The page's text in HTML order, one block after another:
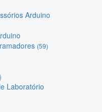
Arduino
(59)
Laboratório